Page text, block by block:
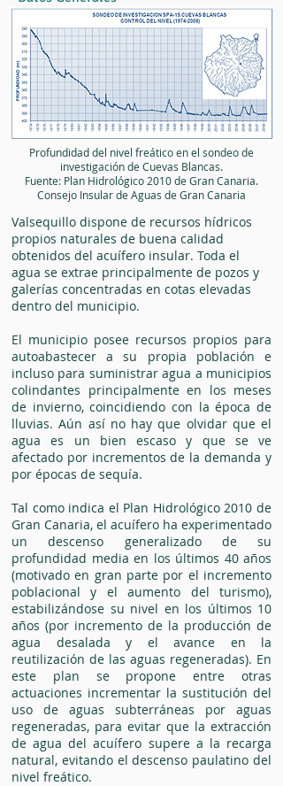
Profundidad del nivel freático en el sondeo de
investigación de Cuevas Blancas.
Fuente: Plan Hidrológico 2010 de Gran Canaria.
Consejo Insular de Aguas de Gran Canaria
​​Valsequillo dispone de recursos hídricos
propios naturales de buena calidad
obtenidos del acuífero insular. Toda el
agua se extrae principalmente de pozos y
galerías concentradas en cotas elevadas
dentro del municipio.
El municipio posee recursos propios para
autoabastecer a su propia población e
incluso para suministrar agua a municipios
colindantes principalmente en los meses
de invierno, coincidiendo con la época de
lluvias. Aún así no hay que olvidar que el
agua es un bien escaso y que se ve
afectado por incrementos de la demanda y
por épocas de sequía.
Tal como indica el Plan Hidrológico 2010 de
Gran Canaria, el acuífero ha experimentado
un descenso generalizado de su
profundidad media en los últimos 40 años
(motivado en gran parte por el incremento
poblacional y el aumento del turismo),
estabilizándose su nivel en los últimos 10
años (por incremento de la producción de
agua desalada y el avance en la
reutilización de las aguas regeneradas). En
este plan se propone entre otras
actuaciones incrementar la sustitución del
uso de aguas subterráneas por aguas
regeneradas, para evitar que la extracción
de agua del acuífero supere a la recarga
natural, evitando el descenso paulatino del
nivel freático.